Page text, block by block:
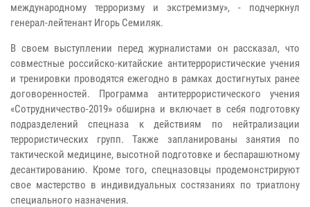
международному терроризму и экстремизму», - подчеркнул
генерал-лейтенант Игорь Семиляк.
В своем выступлении перед журналистами он рассказал, что
совместные российско-китайские антитеррористические учения
и тренировки проводятся ежегодно в рамках достигнутых ранее
договоренностей. Программа антитеррористического учения
«Сотрудничество-2019» обширна и включает в себя подготовку
подразделений спецназа к действиям по нейтрализации
террористических групп. Также запланированы занятия по
тактической медицине, высотной подготовке и беспарашютному
десантированию. Кроме того, спецназовцы продемонстрируют
свое мастерство в индивидуальных состязаниях по триатлону
специального назначения.